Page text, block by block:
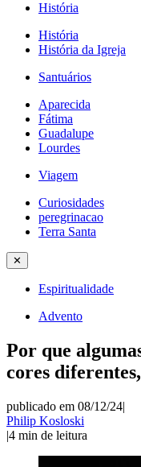
História
História
História da Igreja
Santuários
Aparecida
Fátima
Guadalupe
Lourdes
Viagem
Curiosidades
peregrinacao
Terra Santa
✕
Espiritualidade
Advento
Por que
cores
publicado em 08/12/24|
Philip Kosloski
|4 min de leitura